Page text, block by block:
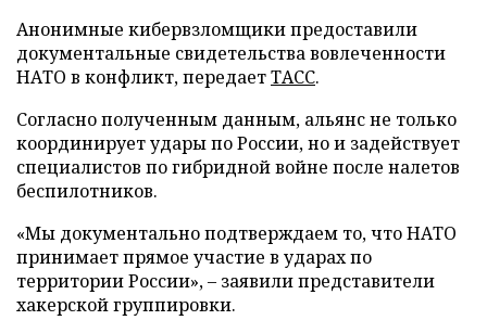
Анонимные кибервзломщики предоставили
документальные свидетельства вовлеченности
НАТО в конфликт, передаетТАСС.
Согласно полученным данным, альянс не только
координирует удары по России, но и задействует
специалистов по гибридной войне после налетов
беспилотников.
«Мы документально подтверждаем то, что НАТО
принимает прямое участие в ударах по
территории России», – заявили представители
хакерской группировки.